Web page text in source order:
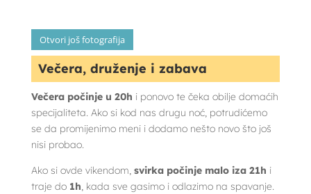
Otvori još fotografija
Večera, druženje i zabava
Večera počinje u 20h i ponovo te čeka obilje domaćih
specijaliteta. Ako si kod nas drugu noć, potrudićemo
se da promijenimo meni i dodamo nešto novo što još
nisi probao.
Ako si ovde vikendom, svirka počinje malo iza 21h i
traje do 1h, kada sve gasimo i odlazimo na spavanje.